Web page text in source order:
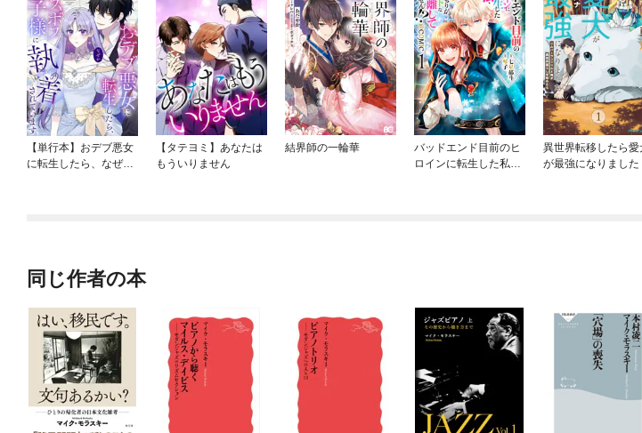
【単行本】おデブ悪女
に転生したら、なぜか
【タテヨミ】あなたは
もういりません
結界師の一輪華
バッドエンド目前のヒ
ロインに転生した私、
異世界転移したら愛
が最強になりました
同じ作者の本